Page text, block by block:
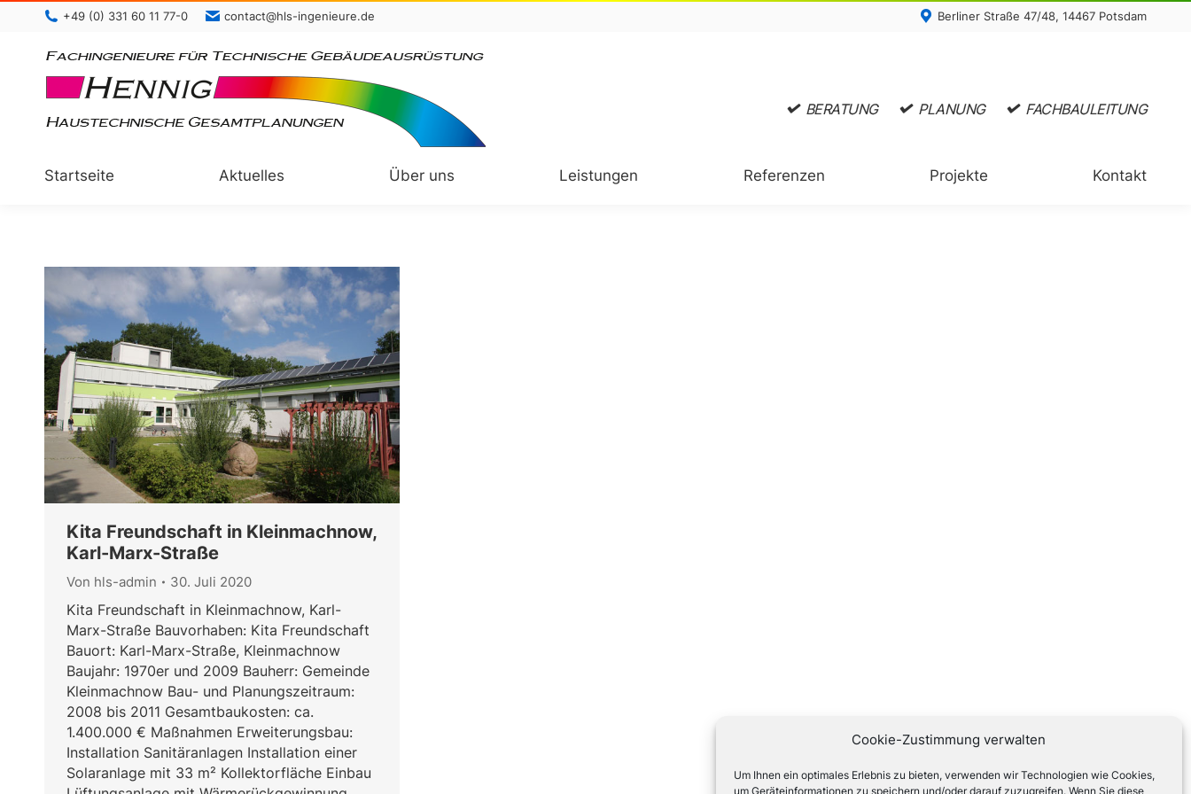
Cookie-Zustimmung verwalten
Um Ihnen ein optimales Erlebnis zu bieten, verwenden wir Technologien wie Cookies,
um Geräteinformationen zu speichern und/oder darauf zuzugreifen. Wenn Sie diese
+49 (0) 331 60 11 77-0 contact@hls-ingenieure.de Berliner Straße 47/48, 14467 Potsdam
Startseite Aktuelles Über uns Leistungen Referenzen Projekte Kontakt
Kita Freundschaft in Kleinmachnow,
Karl-Marx-Straße
Von hls-admin 30. Juli 2020
Kita Freundschaft in Kleinmachnow, Karl-
Marx-Straße Bauvorhaben: Kita Freundschaft
Bauort: Karl-Marx-Straße, Kleinmachnow
Baujahr: 1970er und 2009 Bauherr: Gemeinde
Kleinmachnow Bau- und Planungszeitraum:
2008 bis 2011 Gesamtbaukosten: ca.
1.400.000 € Maßnahmen Erweiterungsbau:
Installation Sanitäranlagen Installation einer
Solaranlage mit 33 m² Kollektorfläche Einbau